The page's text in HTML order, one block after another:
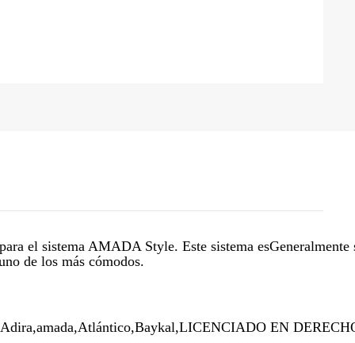
el sistema AMADA Style. Este sistema esGeneralmente
de los más cómodos.
Adira,amada,Atlántico,Baykal,LICENCIADO EN